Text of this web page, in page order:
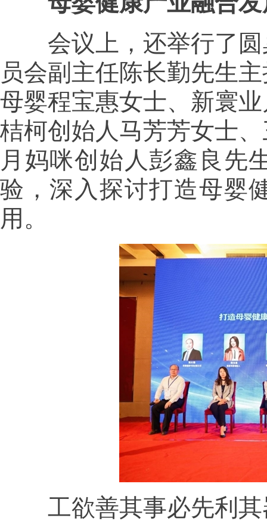
会议上，还举行了圆
员会副主任陈长勤先生
母婴程宝惠女士、新寰
桔柯创始人马芳芳女士
月妈咪创始人彭鑫良先
验，深入探讨打造母婴
用。
工欲善其事必先利其